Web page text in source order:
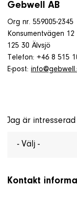
Om företaget
Kontakt &
Gebwell AB
Org nr. 559005-2345
Konsumentvägen 12
125 30 Älvsjö
Telefon: +46 8 515
E-post:
Jag är
Kontakt